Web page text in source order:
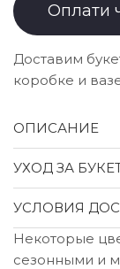
Оплати
Доставим
коробке и
ОПИСАНИЕ
УХОД ЗА
УСЛОВИЯ
Некоторые
сезонными и